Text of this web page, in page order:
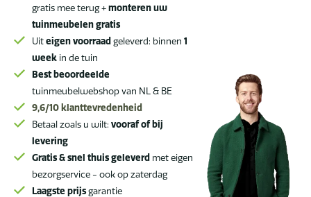
gratis mee terug +monteren uw
tuinmeubelen gratis
Uiteigen voorraad geleverd: binnen 1
week in de tuin
Best beoordeelde
tuinmeubelwebshop van NL & BE
9,6/10 klanttevredenheid
Betaal zoals u wilt: vooraf of bij
levering
Gratis & snel thuis geleverd met eigen
bezorgservice - ook op zaterdag
Laagste prijsgarantie